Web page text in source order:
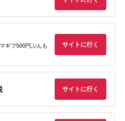
ギフ500円ぶんも
サイトに行く
サイトに行く